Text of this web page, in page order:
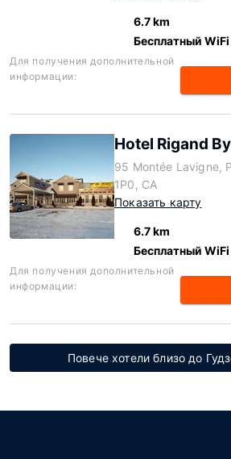
6.7 km
Бесплатный WiFi
Для получения дополнительной
информации:
Hotel Rigand
95 Montée Lavigne,
1P0, CA
Показать карту
6.7 km
Бесплатный WiFi
Для получения дополнительной
информации:
Повече хотели близо до